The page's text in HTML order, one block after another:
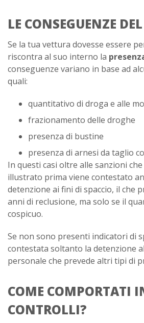
LE CONSEGUENZE
Se la tua vettura dovesse essere
riscontra al suo interno la
conseguenze variano in base ad
quali:
quantitativo di droga e alle
frazionamento delle droghe
presenza di bustine
presenza di arnesi da taglio
In questi casi oltre alle sanzioni
illustrato prima viene contestato
detenzione ai fini di spaccio, il che
anni di reclusione, ma solo se il
cospicuo.
Se non sono presenti indicatori di
contestata soltanto la detenzione
personale che prevede altri tipi di
COME COMPORTATI
CONTROLLI?